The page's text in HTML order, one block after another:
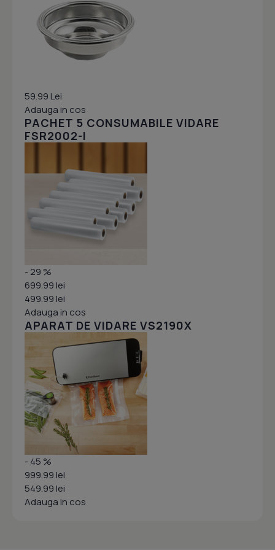
59.99 Lei
Adauga in cos
PACHET 5 CONSUMABILE VIDARE
FSR2002-I
- 29 %
699.99 lei
499.99 lei
Adauga in cos
APARAT DE VIDARE VS2190X
- 45 %
999.99 lei
549.99 lei
Adauga in cos